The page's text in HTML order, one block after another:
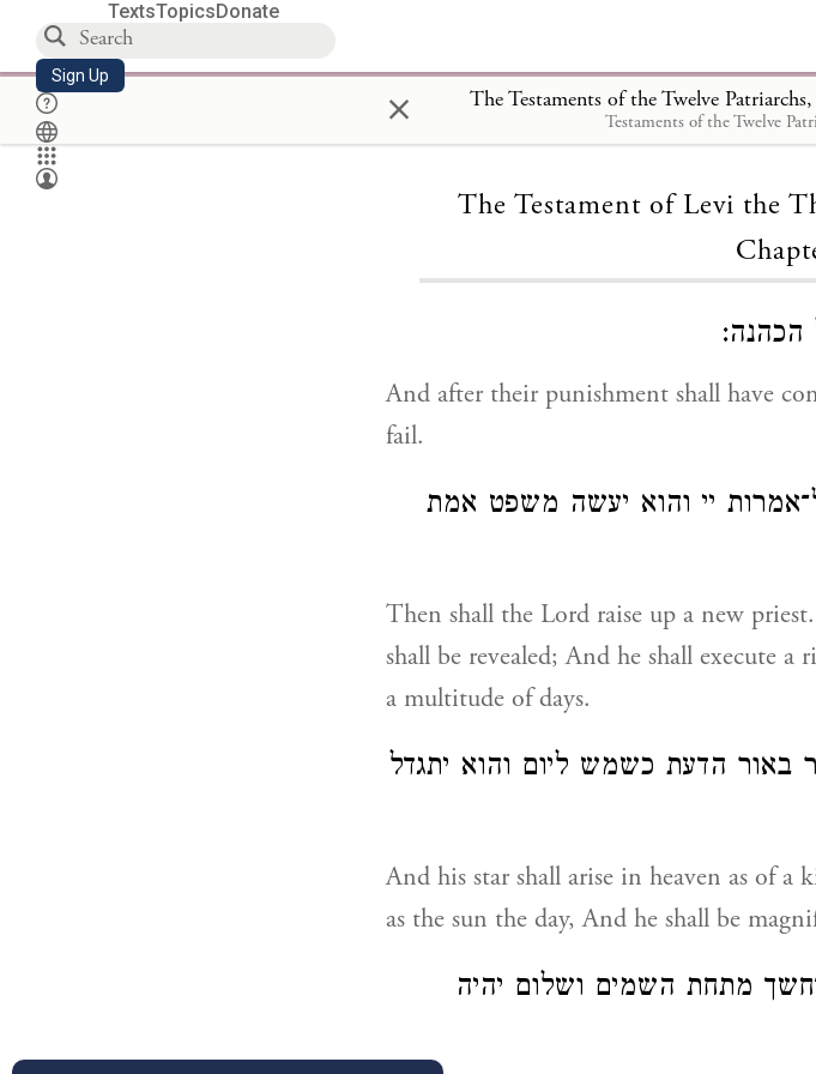
TextsTopicsDonate
Sign Up × Testaments of the Twelve
The Testament of Levi the
הכהנה:
And after their punishment shall have
fail.
יי והוא יעשה משפט אמת
Then shall the Lord raise up a new
shall be revealed; And he shall execute
a multitude of days.
באור הדעת כשמש ליום והוא יתגדל
And his star shall arise in heaven as of
as the sun the day, And he shall be
מתחת השמים ושלום יהיה